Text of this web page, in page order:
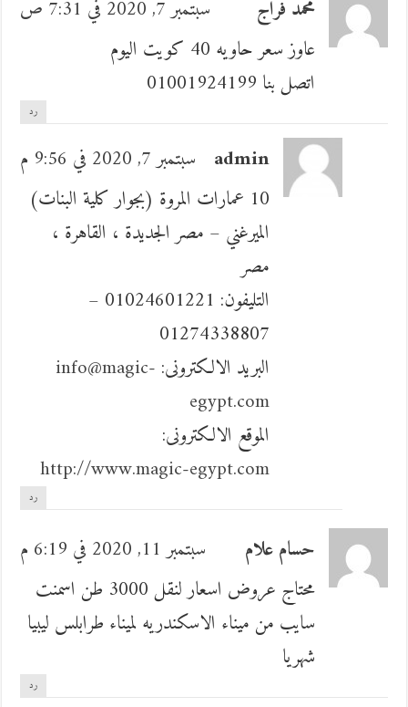
محمد فراج
سبتمبر 7, 2020 في 7:31 ص
عاوز سعر حاويه 40 كويت اليوم
اتصل بنا 01001924199
رد
admin سبتمبر 7, 2020 في 9:56 م
10 عمارات المروة (بجوار كلية البنات)
الميرغني – مصر الجديدة ، القاهرة ،
مصر
التليفون: 01024601221 –
01274338807
البريد الالكترونى: info@magic-
egypt.com
الموقع الالكترونى:
http://www.magic-egypt.com
رد
حسام علام
سبتمبر 11, 2020 في 6:19 م
محتاج عروض اسعار لنقل 3000 طن اسمنت
سايب من ميناء الاسكندريه لميناء طرابلس ليبيا
شهريا
رد